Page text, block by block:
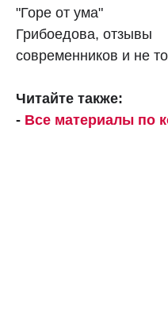
"Горе от ума"
Грибоедова, отзывы
современников и не
Читайте также:
- Все материалы по